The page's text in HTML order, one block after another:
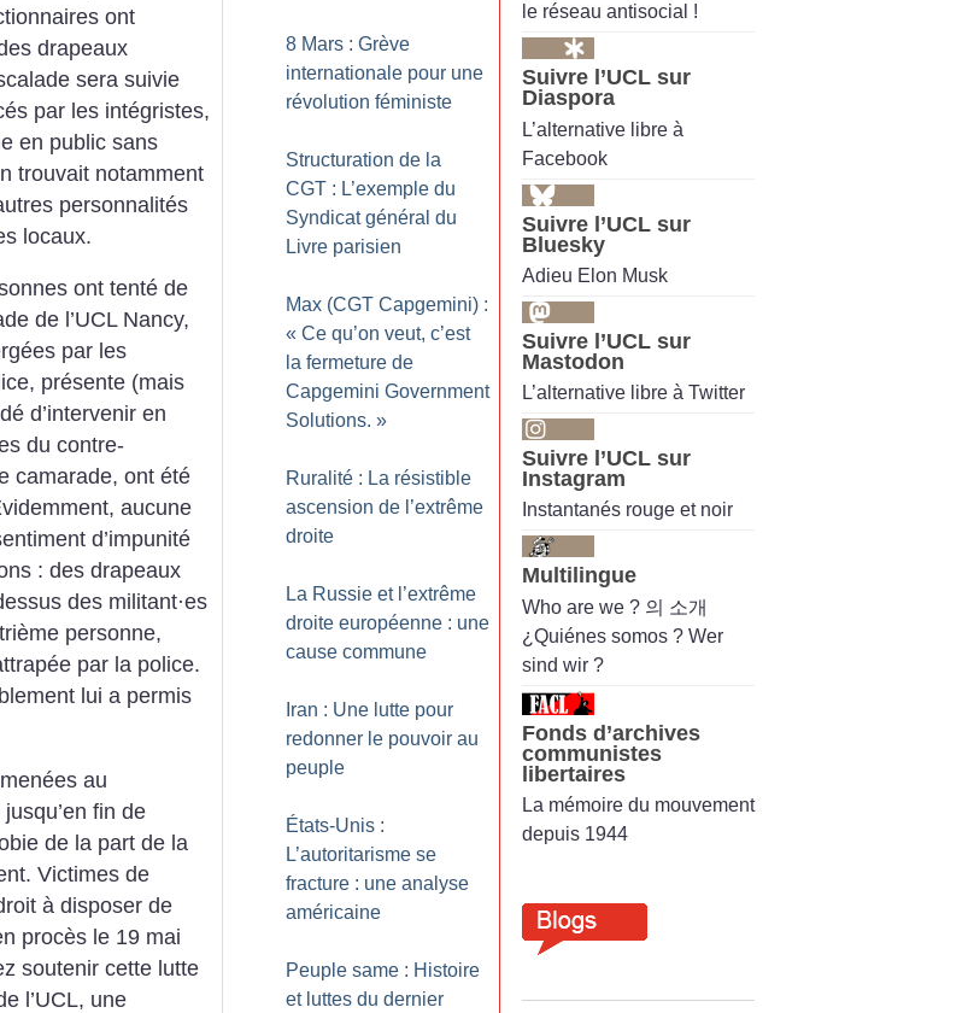
ont
drapeaux
sera suivie
par les intégristes,
en public sans
trouvait notamment
personnalités
locaux.
ont tenté de
de l’UCL Nancy,
par les
présente (mais
d’intervenir en
du contre-
camarade, ont été
aucune
d’impunité
: des drapeaux
des militant·es
personne,
par la police.
lui a permis
au
fin de
de la part de la
Victimes de
à disposer de
procès le 19 mai
soutenir cette lutte
l’UCL, une
8 Mars : Grève
internationale pour une
révolution féministe
Structuration de la
CGT : L’exemple du
Syndicat général du
Livre parisien
Max (CGT Capgemini) :
« Ce qu’on veut, c’est
la fermeture de
Capgemini Government
Solutions. »
Ruralité : La résistible
ascension de l’extrême
droite
La Russie et l’extrême
droite européenne : une
cause commune
Iran : Une lutte pour
redonner le pouvoir au
peuple
États-Unis :
L’autoritarisme se
fracture : une analyse
américaine
Peuple same : Histoire
et luttes du dernier
le réseau antisocial !
Suivre l’UCL sur
Diaspora
L’alternative libre à
Facebook
Suivre l’UCL sur
Bluesky
Adieu Elon Musk
Suivre l’UCL sur
Mastodon
L’alternative libre à Twitter
Suivre l’UCL sur
Instagram
Instantanés rouge et noir
Multilingue
Who are we ? 의 소개
¿Quiénes somos ? Wer
sind wir ?
Fonds d’archives
communistes
libertaires
La mémoire du mouvement
depuis 1944